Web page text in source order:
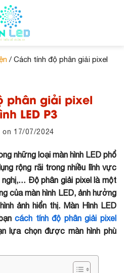
/ Cách tính độ phân giải pixel
phân giải pixel
LED P3
on 17/07/2024
những loại màn hình LED phổ
rộng rãi trong nhiều lĩnh vực
Độ phân giải pixel là một
của màn hình LED, ảnh hưởng
ảnh hiển thị. Màn Hình LED
cách tính độ phân giải pixel
lựa chọn được màn hình phù